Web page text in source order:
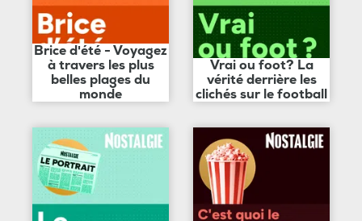
Brice d'été - Voyagez
à travers les plus
belles plages du
monde
Vrai ou foot? La
vérité derrière les
clichés sur le football